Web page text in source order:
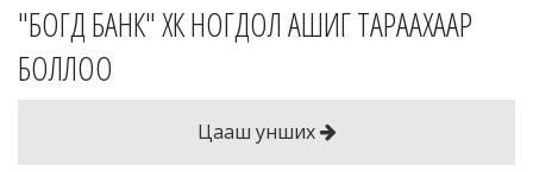
"БОГД БАНК" ХК НОГДОЛ АШИГ ТАРААХААР
БОЛЛОО
Цааш унших